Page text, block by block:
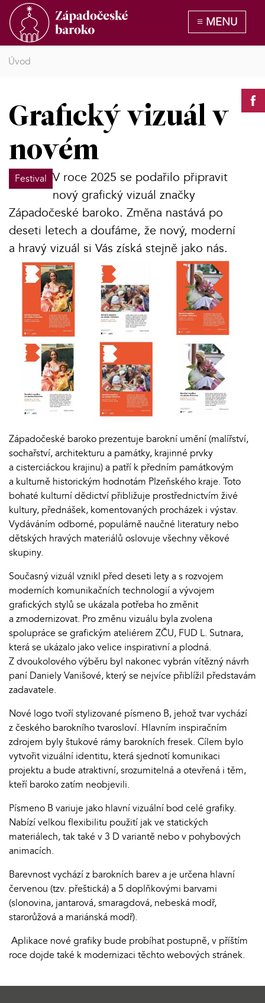
Úvod
Grafický vizuál v
novém
Festival V roce 2025 se podařilo připravit
nový grafický vizuál značky
Západočeské baroko. Změna nastává po
deseti letech a doufáme, že nový, moderní
a hravý vizuál si Vás získá stejně jako nás.
Západočeské baroko prezentuje barokní umění (malířství,
sochařství, architekturu a památky, krajinné prvky
a cisterciáckou krajinu) a patří k předním památkovým
a kulturně historickým hodnotám Plzeňského kraje. Toto
bohaté kulturní dědictví přibližuje prostřednictvím živé
kultury, přednášek, komentovaných procházek i výstav.
Vydáváním odborné, populárně naučné literatury nebo
dětských hravých materiálů oslovuje všechny věkové
skupiny.
Současný vizuál vznikl před deseti lety a s rozvojem
moderních komunikačních technologií a vývojem
grafických stylů se ukázala potřeba ho změnit
a zmodernizovat. Pro změnu vizuálu byla zvolena
spolupráce se grafickým ateliérem ZČU, FUD L. Sutnara,
která se ukázalo jako velice inspirativní a plodná.
Z dvoukolového výběru byl nakonec vybrán vítězný návrh
paní Daniely Vanišové, který se nejvíce přiblížil představám
zadavatele.
Nové logo tvoří stylizované písmeno B, jehož tvar vychází
z českého barokního tvarosloví. Hlavním inspiračním
zdrojem byly štukové rámy barokních fresek. Cílem bylo
vytvořit vizuální identitu, která sjednotí komunikaci
projektu a bude atraktivní, srozumitelná a otevřená i těm,
kteří baroko zatím neobjevili.
Písmeno B variuje jako hlavní vizuální bod celé grafiky.
Nabízí velkou flexibilitu použití jak ve statických
materiálech, tak také v 3 D variantě nebo v pohybových
animacích.
Barevnost vychází z barokních barev a je určena hlavní
červenou (tzv. přeštická) a 5 doplňkovými barvami
(slonovina, jantarová, smaragdová, nebeská modř,
starorůžová a mariánská modř).
Aplikace nové grafiky bude probíhat postupně, v příštím
roce dojde také k modernizaci těchto webových stránek.